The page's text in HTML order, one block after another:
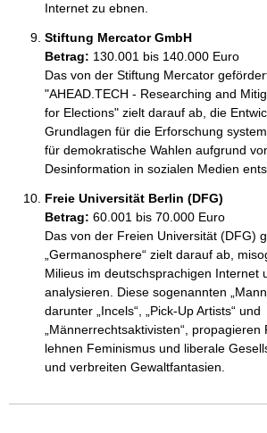
Internet zu ebnen.
Stiftung Mercator GmbH
Betrag: 130.001 bis 140.000 Euro
Das von der Stiftung Mercator
"AHEAD.TECH - Researching and
for Elections" zielt darauf ab, die
Grundlagen für die Erforschung
für demokratische Wahlen aufgrund
Desinformation in sozialen Medien
Freie Universität Berlin (DFG)
Betrag: 60.001 bis 70.000 Euro
Das von der Freien Universität (DFG)
„Germanosphere“ zielt darauf ab,
Milieus im deutschsprachigen Internet
analysieren. Diese sogenannten
darunter „Incels“, „Pick-Up Artists“ und
„Männerrechtsaktivisten“, propagieren
lehnen Feminismus und liberale
und verbreiten Gewaltfantasien.